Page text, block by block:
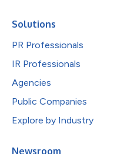
Solutions
PR Professionals
IR Professionals
Agencies
Public Companies
Explore by Industry
Newsroom